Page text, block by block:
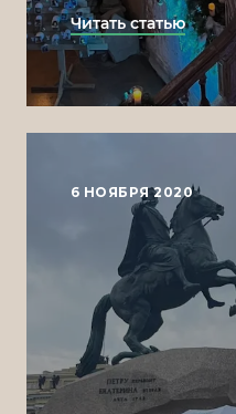
Читать статью
6 НОЯБРЯ 2020
Nick
Kamil